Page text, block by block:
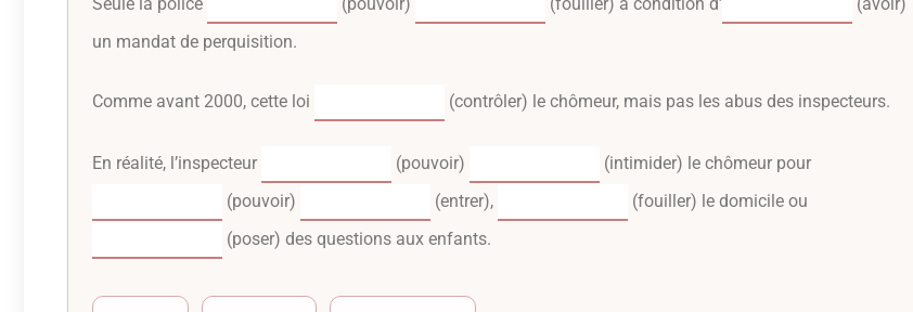
un mandat de perquisition.
Comme avant 2000, cette loi (contrôler) le chômeur, mais pas les abus des inspecteurs.
En réalité, l’inspecteur (pouvoir)
(intimider) le chômeur pour
(pouvoir)
(entrer),
(fouiller) le domicile ou
(poser) des questions aux enfants.